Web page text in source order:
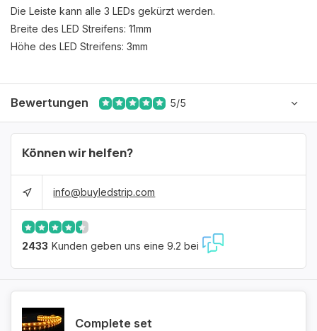
Die Leiste kann alle 3 LEDs gekürzt werden.
Breite des LED Streifens: 11mm
Höhe des LED Streifens: 3mm
Bewertungen 5/5
Können wir helfen?
info@buyledstrip.com
2433 Kunden geben uns eine 9.2 bei
Complete set